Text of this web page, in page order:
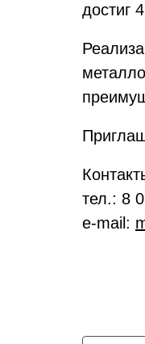
достиг
тел.: 8
e-mail: